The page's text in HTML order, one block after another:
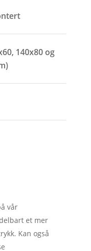
140x80 og
vår
et mer
Kan også